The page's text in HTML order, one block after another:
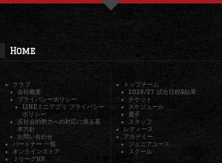
Home
クラブ
会社概要
プライバシーポリシー
LINEミニアプリ プライバシー
ポリシー
反社会的勢力への対応に係る基
本方針
お問い合わせ
パートナー 一覧
オンラインストア
ＪリーグHP
トップチーム
2026/27 試合日程&結果
チケット
スケジュール
選手
スタッフ
レディース
アカデミー
ジュニアユース
スクール